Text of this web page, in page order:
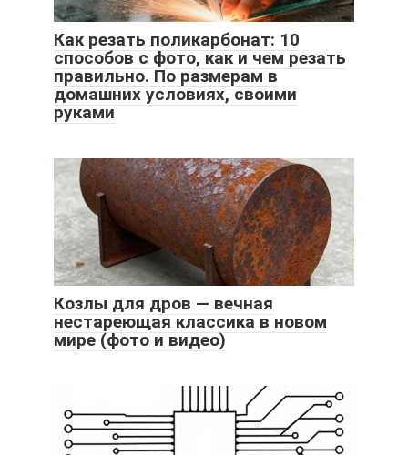
Как резать поликарбонат: 10
способов с фото, как и чем резать
правильно. По размерам в
домашних условиях, своими
руками
Козлы для дров — вечная
нестареющая классика в новом
мире (фото и видео)